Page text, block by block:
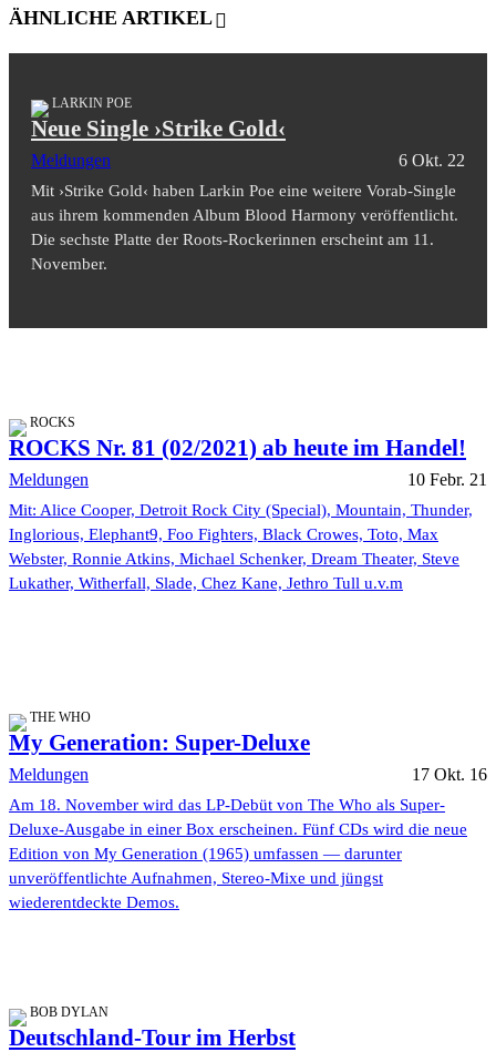
ÄHNLICHE ARTIKEL
LARKIN POE
Neue Single ›Strike Gold‹
Meldungen 6 Okt. 22
Mit ›Strike Gold‹ haben Larkin Poe eine weitere Vorab-Single
aus ihrem kommenden Album Blood Harmony veröffentlicht.
Die sechste Platte der Roots-Rockerinnen erscheint am 11.
November.
ROCKS
ROCKS Nr. 81 (02/2021) ab heute im Handel!
Meldungen 10 Febr. 21
Mit: Alice Cooper, Detroit Rock City (Special), Mountain, Thunder,
Inglorious, Elephant9, Foo Fighters, Black Crowes, Toto, Max
Webster, Ronnie Atkins, Michael Schenker, Dream Theater, Steve
Lukather, Witherfall, Slade, Chez Kane, Jethro Tull u.v.m
THE WHO
My Generation: Super-Deluxe
Meldungen 17 Okt. 16
Am 18. November wird das LP-Debüt von The Who als Super-
Deluxe-Ausgabe in einer Box erscheinen. Fünf CDs wird die neue
Edition von My Generation (1965) umfassen — darunter
unveröffentlichte Aufnahmen, Stereo-Mixe und jüngst
wiederentdeckte Demos.
BOB DYLAN
Deutschland-Tour im Herbst